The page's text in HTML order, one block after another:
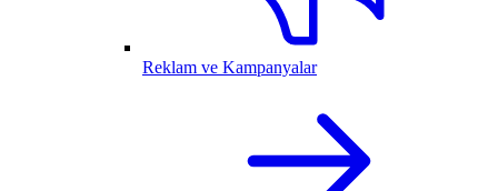
Reklam ve Kampanyalar